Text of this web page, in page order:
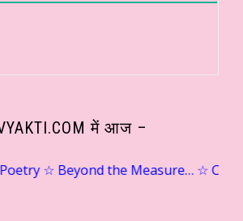
में आज –
the Measure… ☆ Captain